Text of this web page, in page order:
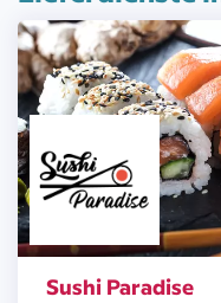
Sushi Paradise